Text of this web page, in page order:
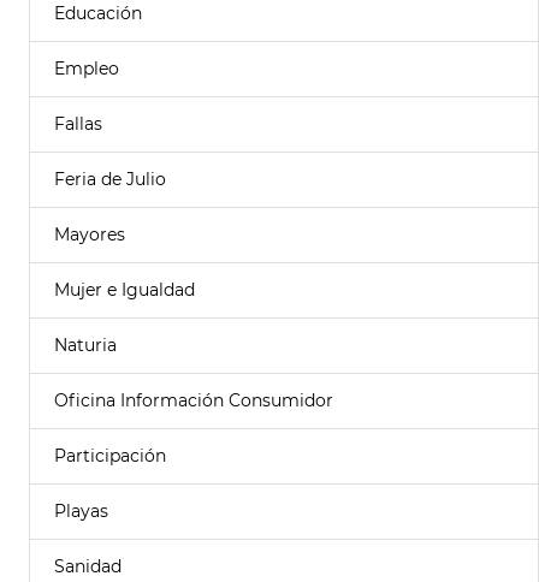
Educación
Empleo
Fallas
Feria de Julio
Mayores
Mujer e Igualdad
Naturia
Oficina Información Consumidor
Participación
Playas
Sanidad